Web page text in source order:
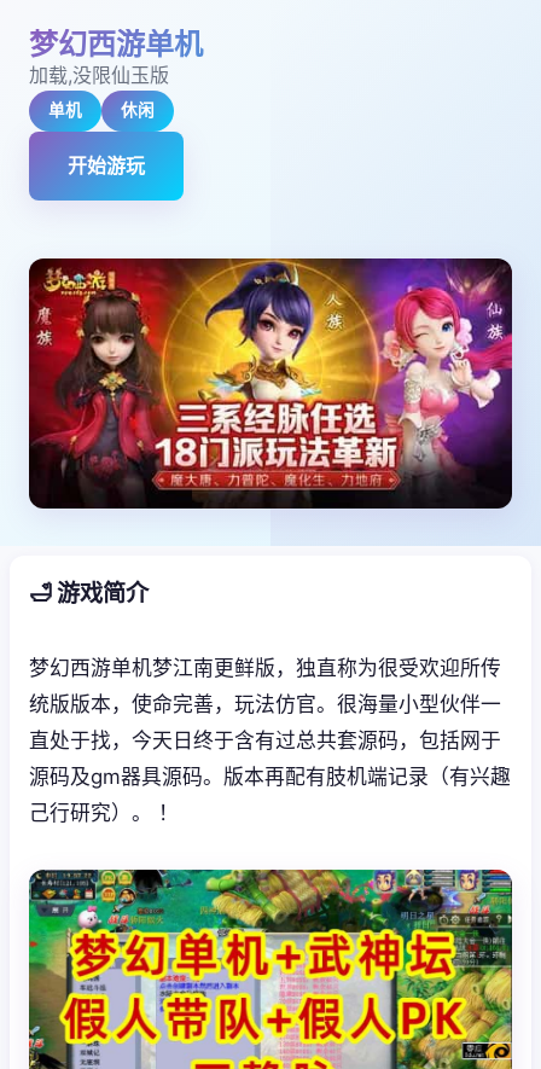
梦幻西游单机
加载,没限仙玉版
单机 休闲
开始游玩
🛁 游戏简介
梦幻西游单机梦江南更鲜版，独直称为很受欢迎所传
统版版本，使命完善，玩法仿官。很海量小型伙伴一
直处于找，今天日终于含有过总共套源码，包括网于
源码及gm器具源码。版本再配有肢机端记录（有兴趣
己行研究）。 ！